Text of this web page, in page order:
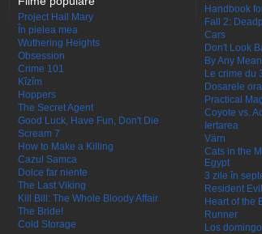
Project Hail Mary
În pielea mea
Wuthering Heights
Obsession
Crime 101
Kîzîm
Hoppers
The Secret Agent
Good Luck, Have Fun, Don't Die
Scream 7
How to Make a Killing
Cazul Samca
Dolce far niente
The Last Viking
Kill Bill: The Whole Bloody Affair
The Bride!
Cold Storage
Handbook
Fall 2:
Cars
Don't Look
By Any
Le crime du
Dosarele
Practical
Coyote vs.
Iertarea
Värn
Cats in the
Egypt
3 zile în
Resident Evil
Heart of the
Runner
Los